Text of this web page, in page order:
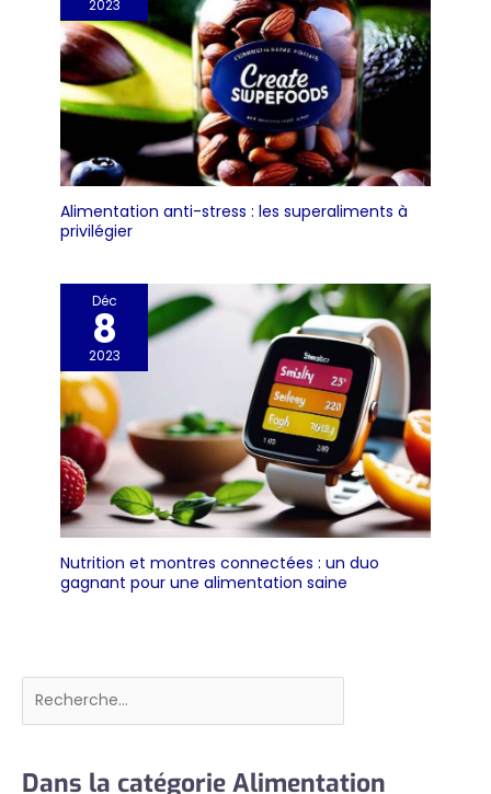
2023
Alimentation anti-stress : les superaliments à
privilégier
Déc
8
2023
Nutrition et montres connectées : un duo
gagnant pour une alimentation saine
Rechercher
Dans la catégorie Alimentation